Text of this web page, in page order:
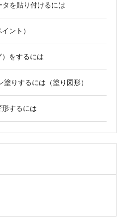
を貼り付けるには
ント）
をするには
りするには（塗り図形）
するには